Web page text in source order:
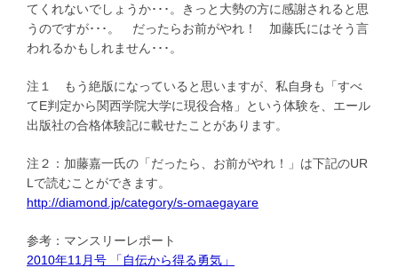
てくれないでしょうか･･･。きっと大勢の方に感謝されると思
うのですが･･･。 だったらお前がやれ！ 加藤氏にはそう言
われるかもしれません･･･。
注１ もう絶版になっていると思いますが、私自身も「すべ
てE判定から関西学院大学に現役合格」という体験を、エール
出版社の合格体験記に載せたことがあります。
注２：加藤嘉一氏の「だったら、お前がやれ！」は下記のUR
Lで読むことができます。
http://diamond.jp/category/s-omaegayare
参考：マンスリーレポート
2010年11月号 「自伝から得る勇気」